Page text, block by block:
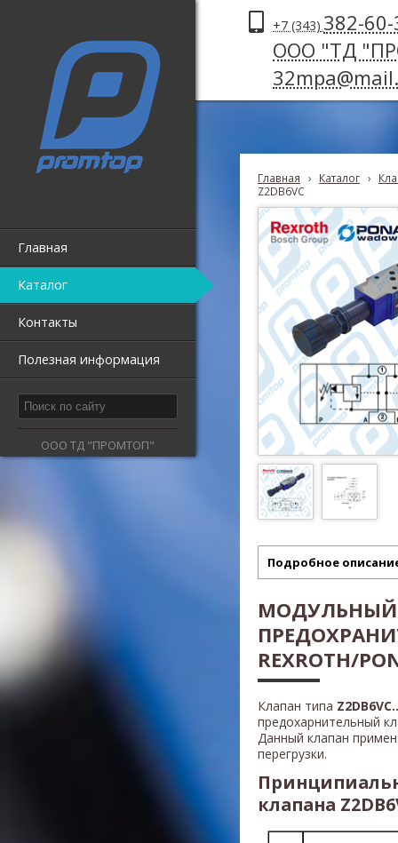
Главная
Каталог
Контакты
Полезная информация
ООО ТД "ПРОМТОП"
+7 (343) 382-
ООО "ТД
Главная › Каталог ›
Z2DB6VC
Подробное
МОДУЛЬНЫЙ
REXROTH/
Клапан типа
предохарнительный
Данный клапан
перегрузки.
клапана